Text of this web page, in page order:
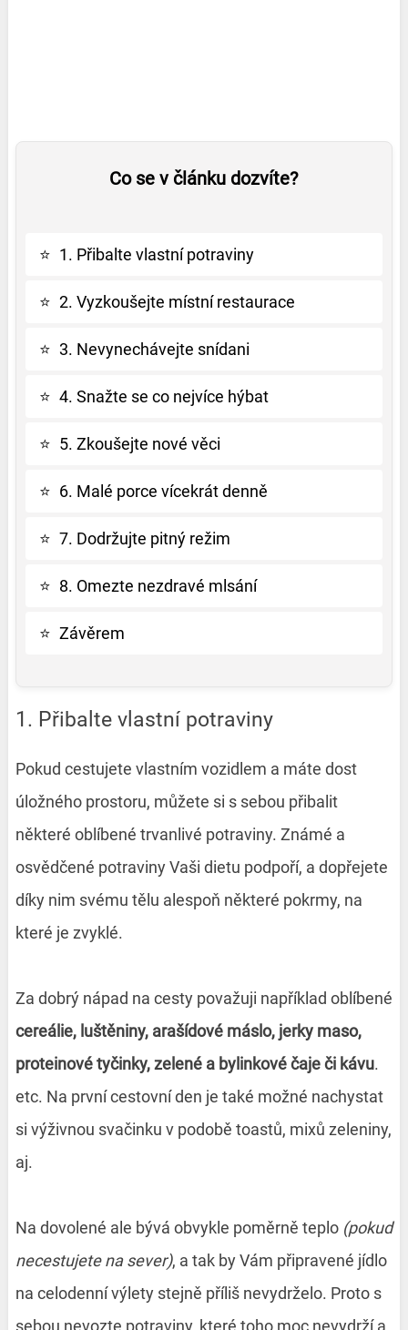
Co se v článku dozvíte?
⭐ 1. Přibalte vlastní potraviny
⭐ 2. Vyzkoušejte místní restaurace
⭐ 3. Nevynechávejte snídani
⭐ 4. Snažte se co nejvíce hýbat
⭐ 5. Zkoušejte nové věci
⭐ 6. Malé porce vícekrát denně
⭐ 7. Dodržujte pitný režim
⭐ 8. Omezte nezdravé mlsání
⭐ Závěrem
1. Přibalte vlastní potraviny
Pokud cestujete vlastním vozidlem a máte dost
úložného prostoru, můžete si s sebou přibalit
některé oblíbené trvanlivé potraviny. Známé a
osvědčené potraviny Vaši dietu podpoří, a dopřejete
díky nim svému tělu alespoň některé pokrmy, na
které je zvyklé.
Za dobrý nápad na cesty považuji například oblíbené
cereálie, luštěniny, arašídové máslo, jerky maso,
proteinové tyčinky, zelené a bylinkové čaje či kávu.
etc. Na první cestovní den je také možné nachystat
si výživnou svačinku v podobě toastů, mixů zeleniny,
aj.
Na dovolené ale bývá obvykle poměrně teplo (pokud
necestujete na sever), a tak by Vám připravené jídlo
na celodenní výlety stejně příliš nevydrželo. Proto s